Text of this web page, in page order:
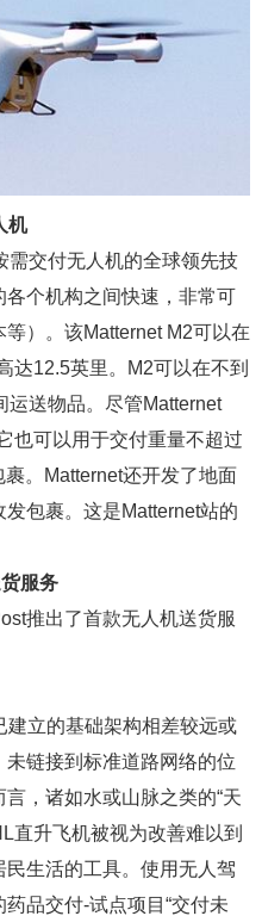
机
需交付无人机的全球领先技
个机构之间快速，非常可
）。该Matternet M2可以在
达12.5英里。M2可以在不到
运送物品。尽管Matternet
也可以用于交付重量不超过
。Matternet还开发了地面
包裹。这是Matternet站的
服务
推出了首款无人机送货服
建立的基础架构相差较远或
链接到标准道路网络的位
，诸如水或山脉之类的“天
直升飞机被视为改善难以到
生活的工具。使用无人驾
品交付-试点项目“交付未